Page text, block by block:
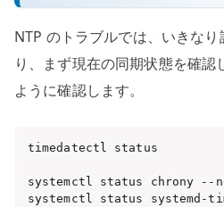
NTP のトラブルでは、いきな
り、まず現在の同期状態を確
ように確認します。
timedatectl status
systemctl status chrony --
systemctl status systemd-